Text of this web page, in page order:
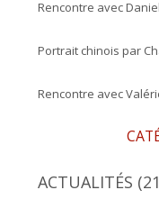
Rencontre avec
Portrait chinois par
Rencontre avec
ACTUALITÉS